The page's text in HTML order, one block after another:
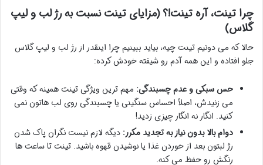
چرا تینت، آره تینت!؟ (مزایای تینت نسبت به رژ لب و لیپ
گلاس)
حالا که می دونیم تینت چیه، بیاید ببینیم چرا اینقدر از رژ لب و لیپ گلاس
جلو افتاده و این همه آدم رو شیفته خودش کرده:
حس سبکی و عدم چسبندگی: مهم ترین ویژگی تینت همینه که وقتی
می زنیدش، اصلاً احساس سنگینی یا چسبندگی روی لب هاتون نمی
کنید. انگار نه انگار چیزی زدید!
دوام بالا بدون نیاز به تجدید مکرر: دیگه لازم نیست نگران پاک شدن
رژ لبتون بعد از خوردن غذا یا نوشیدن قهوه باشید. تینت تا ساعت ها
رنگش رو حفظ می کنه.